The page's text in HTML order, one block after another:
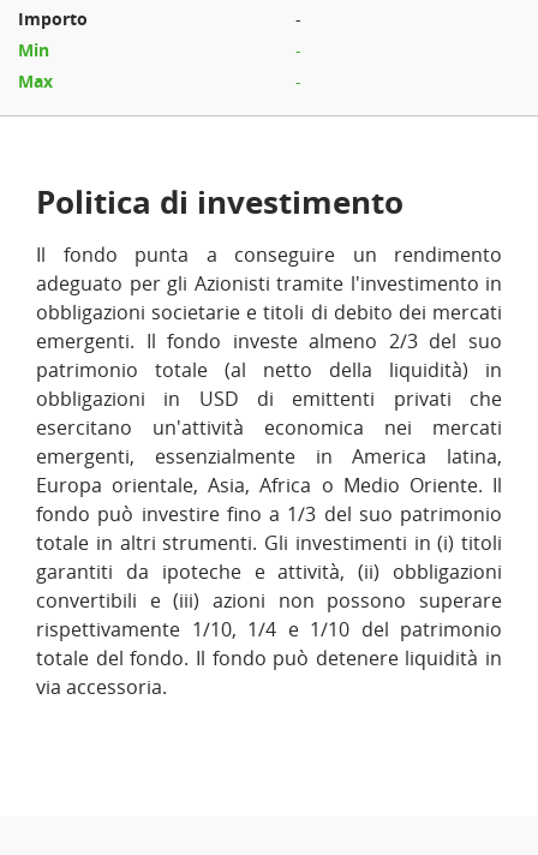
-
-
-
Politica di investimento
Il fondo punta a conseguire un rendimento
adeguato per gli Azionisti tramite l'investimento in
obbligazioni societarie e titoli di debito dei mercati
emergenti. Il fondo investe almeno 2/3 del suo
patrimonio totale (al netto della liquidità) in
obbligazioni in USD di emittenti privati che
esercitano un'attività economica nei mercati
emergenti, essenzialmente in America latina,
Europa orientale, Asia, Africa o Medio Oriente. Il
fondo può investire fino a 1/3 del suo patrimonio
totale in altri strumenti. Gli investimenti in (i) titoli
garantiti da ipoteche e attività, (ii) obbligazioni
convertibili e (iii) azioni non possono superare
rispettivamente 1/10, 1/4 e 1/10 del patrimonio
totale del fondo. Il fondo può detenere liquidità in
via accessoria.